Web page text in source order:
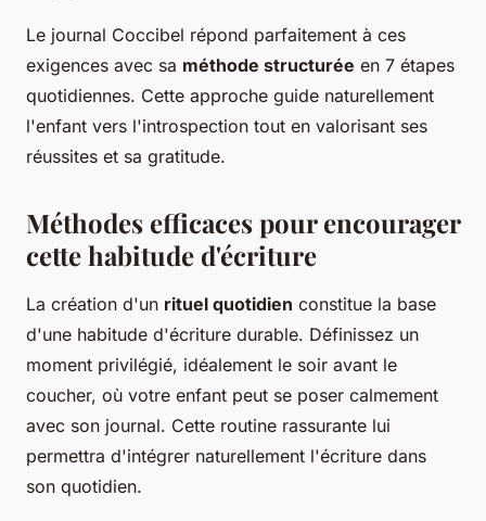
Le journal Coccibel répond parfaitement à ces
exigences avec sa méthode structurée en 7 étapes
quotidiennes. Cette approche guide naturellement
l'enfant vers l'introspection tout en valorisant ses
réussites et sa gratitude.
Méthodes efficaces pour encourager
cette habitude d'écriture
La création d'un rituel quotidien constitue la base
d'une habitude d'écriture durable. Définissez un
moment privilégié, idéalement le soir avant le
coucher, où votre enfant peut se poser calmement
avec son journal. Cette routine rassurante lui
permettra d'intégrer naturellement l'écriture dans
son quotidien.